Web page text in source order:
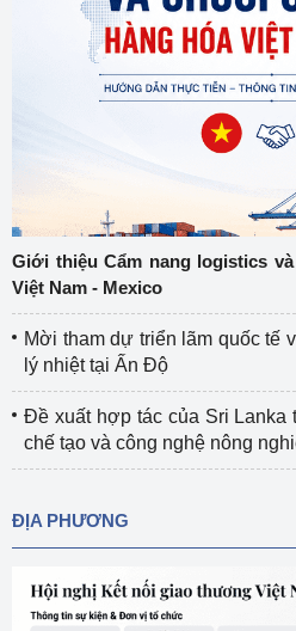
Giới thiệu Cẩm nang logistics
Việt Nam - Mexico
Mời tham dự triển lãm quốc tế
lý nhiệt tại Ấn Độ
Đề xuất hợp tác của Sri Lanka
chế tạo và công nghệ nông
ĐỊA PHƯƠNG